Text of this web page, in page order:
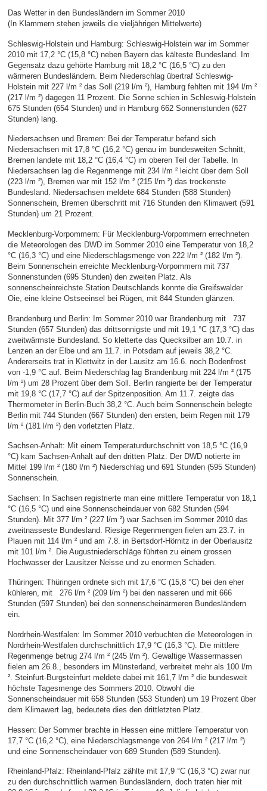
Das Wetter in den Bundesländern im Sommer 2010
(In Klammern stehen jeweils die vieljährigen Mittelwerte)
Schleswig-Holstein und Hamburg: Schleswig-Holstein war im Sommer
2010 mit 17,2 °C (15,8 °C) neben Bayern das kälteste Bundesland. Im
Gegensatz dazu gehörte Hamburg mit 18,2 °C (16,5 °C) zu den
wärmeren Bundesländern. Beim Niederschlag übertraf Schleswig-
Holstein mit 227 l/m ² das Soll (219 l/m ²), Hamburg fehlten mit 194 l/m ²
(217 l/m ²) dagegen 11 Prozent. Die Sonne schien in Schleswig-Holstein
675 Stunden (654 Stunden) und in Hamburg 662 Sonnenstunden (627
Stunden) lang.
Niedersachsen und Bremen: Bei der Temperatur befand sich
Niedersachsen mit 17,8 °C (16,2 °C) genau im bundesweiten Schnitt,
Bremen landete mit 18,2 °C (16,4 °C) im oberen Teil der Tabelle. In
Niedersachsen lag die Regenmenge mit 234 l/m ² leicht über dem Soll
(223 l/m ²), Bremen war mit 152 l/m ² (215 l/m ²) das trockenste
Bundesland. Niedersachsen meldete 684 Stunden (588 Stunden)
Sonnenschein, Bremen überschritt mit 716 Stunden den Klimawert (591
Stunden) um 21 Prozent.
Mecklenburg-Vorpommern: Für Mecklenburg-Vorpommern errechneten
die Meteorologen des DWD im Sommer 2010 eine Temperatur von 18,2
°C (16,3 °C) und eine Niederschlagsmenge von 222 l/m ² (182 l/m ²).
Beim Sonnenschein erreichte Mecklenburg-Vorpommern mit 737
Sonnenstunden (695 Stunden) den zweiten Platz. Als
sonnenscheinreichste Station Deutschlands konnte die Greifswalder
Oie, eine kleine Ostseeinsel bei Rügen, mit 844 Stunden glänzen.
Brandenburg und Berlin: Im Sommer 2010 war Brandenburg mit 737
Stunden (657 Stunden) das drittsonnigste und mit 19,1 °C (17,3 °C) das
zweitwärmste Bundesland. So kletterte das Quecksilber am 10.7. in
Lenzen an der Elbe und am 11.7. in Potsdam auf jeweils 38,2 °C.
Andererseits trat in Klettwitz in der Lausitz am 16.6. noch Bodenfrost
von -1,9 °C auf. Beim Niederschlag lag Brandenburg mit 224 l/m ² (175
l/m ²) um 28 Prozent über dem Soll. Berlin rangierte bei der Temperatur
mit 19,8 °C (17,7 °C) auf der Spitzenposition. Am 11.7. zeigte das
Thermometer in Berlin-Buch 38,2 °C. Auch beim Sonnenschein belegte
Berlin mit 744 Stunden (667 Stunden) den ersten, beim Regen mit 179
l/m ² (181 l/m ²) den vorletzten Platz.
Sachsen-Anhalt: Mit einem Temperaturdurchschnitt von 18,5 °C (16,9
°C) kam Sachsen-Anhalt auf den dritten Platz. Der DWD notierte im
Mittel 199 l/m ² (180 l/m ²) Niederschlag und 691 Stunden (595 Stunden)
Sonnenschein.
Sachsen: In Sachsen registrierte man eine mittlere Temperatur von 18,1
°C (16,5 °C) und eine Sonnenscheindauer von 682 Stunden (594
Stunden). Mit 377 l/m ² (227 l/m ²) war Sachsen im Sommer 2010 das
zweitnasseste Bundesland. Riesige Regenmengen fielen am 23.7. in
Plauen mit 114 l/m ² und am 7.8. in Bertsdorf-Hörnitz in der Oberlausitz
mit 101 l/m ². Die Augustniederschläge führten zu einem grossen
Hochwasser der Lausitzer Neisse und zu enormen Schäden.
Thüringen: Thüringen ordnete sich mit 17,6 °C (15,8 °C) bei den eher
kühleren, mit 276 l/m ² (209 l/m ²) bei den nasseren und mit 666
Stunden (597 Stunden) bei den sonnenscheinärmeren Bundesländern
ein.
Nordrhein-Westfalen: Im Sommer 2010 verbuchten die Meteorologen in
Nordrhein-Westfalen durchschnittlich 17,9 °C (16,3 °C). Die mittlere
Regenmenge betrug 274 l/m ² (245 l/m ²). Gewaltige Wassermassen
fielen am 26.8., besonders im Münsterland, verbreitet mehr als 100 l/m
². Steinfurt-Burgsteinfurt meldete dabei mit 161,7 l/m ² die bundesweit
höchste Tagesmenge des Sommers 2010. Obwohl die
Sonnenscheindauer mit 658 Stunden (553 Stunden) um 19 Prozent über
dem Klimawert lag, bedeutete dies den drittletzten Platz.
Hessen: Der Sommer brachte in Hessen eine mittlere Temperatur von
17,7 °C (16,2 °C), eine Niederschlagsmenge von 264 l/m ² (217 l/m ²)
und eine Sonnenscheindauer von 689 Stunden (589 Stunden).
Rheinland-Pfalz: Rheinland-Pfalz zählte mit 17,9 °C (16,3 °C) zwar nur
zu den durchschnittlich warmen Bundesländern, doch traten hier mit